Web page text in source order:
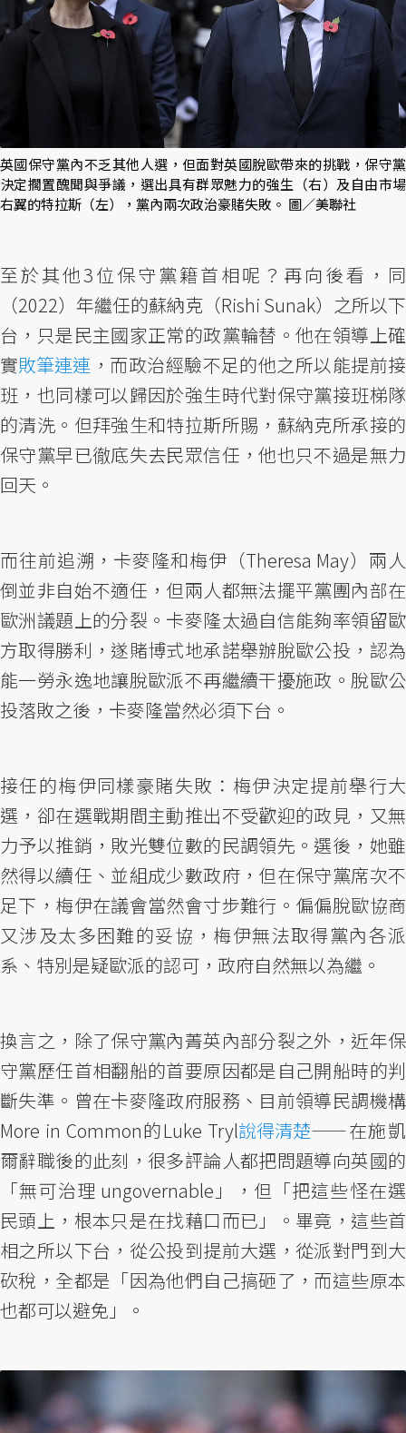
英國保守黨內不乏其他人選，但面對英國脫歐帶來的挑戰，保守黨
決定擱置醜聞與爭議，選出具有群眾魅力的強生（右）及自由市場
右翼的特拉斯（左），黨內兩次政治豪賭失敗。 圖／美聯社
至於其他3位保守黨籍首相呢？再向後看，同
（2022）年繼任的蘇納克（Rishi Sunak）之所以下
台，只是民主國家正常的政黨輪替。他在領導上確
實敗筆連連 ，而政治經驗不足的他之所以能提前接
班，也同樣可以歸因於強生時代對保守黨接班梯隊
的清洗。但拜強生和特拉斯所賜，蘇納克所承接的
保守黨早已徹底失去民眾信任，他也只不過是無力
回天。
而往前追溯，卡麥隆和梅伊（Theresa May）兩人
倒並非自始不適任，但兩人都無法擺平黨團內部在
歐洲議題上的分裂。卡麥隆太過自信能夠率領留歐
方取得勝利，遂賭博式地承諾舉辦脫歐公投，認為
能一勞永逸地讓脫歐派不再繼續干擾施政。脫歐公
投落敗之後，卡麥隆當然必須下台。
接任的梅伊同樣豪賭失敗：梅伊決定提前舉行大
選，卻在選戰期間主動推出不受歡迎的政見，又無
力予以推銷，敗光雙位數的民調領先。選後，她雖
然得以續任、並組成少數政府，但在保守黨席次不
足下，梅伊在議會當然會寸步難行。偏偏脫歐協商
又涉及太多困難的妥協，梅伊無法取得黨內各派
系、特別是疑歐派的認可，政府自然無以為繼。
換言之，除了保守黨內菁英內部分裂之外，近年保
守黨歷任首相翻船的首要原因都是自己開船時的判
斷失準。曾在卡麥隆政府服務、目前領導民調機構
More in Common的Luke Tryl說得清楚——在施凱
爾辭職後的此刻，很多評論人都把問題導向英國的
「無可治理 ungovernable」，但「把這些怪在選
民頭上，根本只是在找藉口而已」。畢竟，這些首
相之所以下台，從公投到提前大選，從派對門到大
砍稅，全都是「因為他們自己搞砸了，而這些原本
也都可以避免」。